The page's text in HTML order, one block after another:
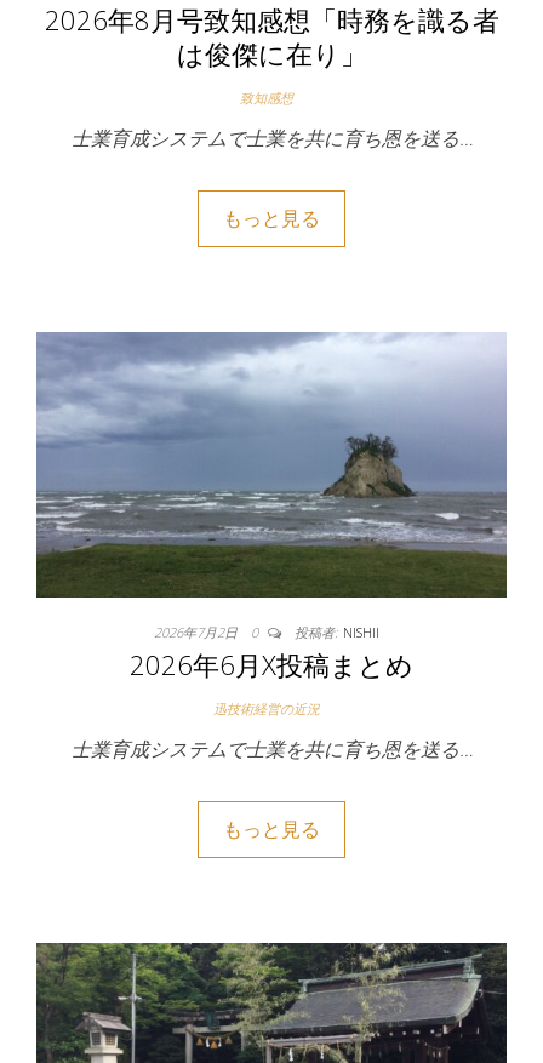
2026年8月号致知感想「時務を識る者
は俊傑に在り」
致知感想
士業育成システムで士業を共に育ち恩を送る…
もっと見る
2026年7月2日 0 投稿者: NISHII
2026年6月X投稿まとめ
迅技術経営の近況
士業育成システムで士業を共に育ち恩を送る…
もっと見る